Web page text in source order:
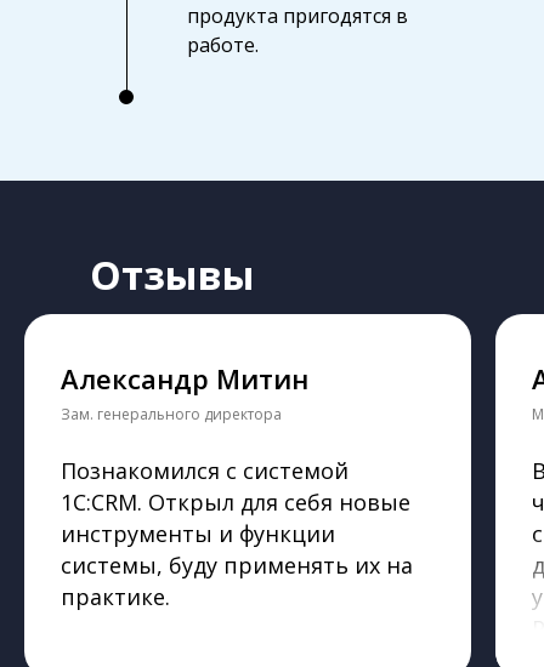
продукта пригодятся в
работе.
Отзывы
Александр Митин
Зам. генерального директора
Познакомился с системой
1С:CRM. Открыл для себя новые
инструменты и функции
системы, буду применять их на
практике.